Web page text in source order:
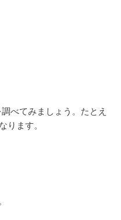
べてみましょう。たとえ
ります。